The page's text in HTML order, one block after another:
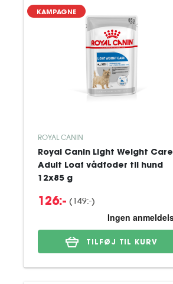
KAMPAGNE
ROYAL CANIN
Royal Canin Light Weight Care
Adult Loaf vådfoder til hund
12x85 g
126:- (149:-)
TILFØJ TIL KURV